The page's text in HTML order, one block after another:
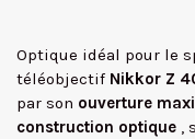
Optique idéal pour le
téléobjectif Nikkor Z
par son ouverture
construction optique ,